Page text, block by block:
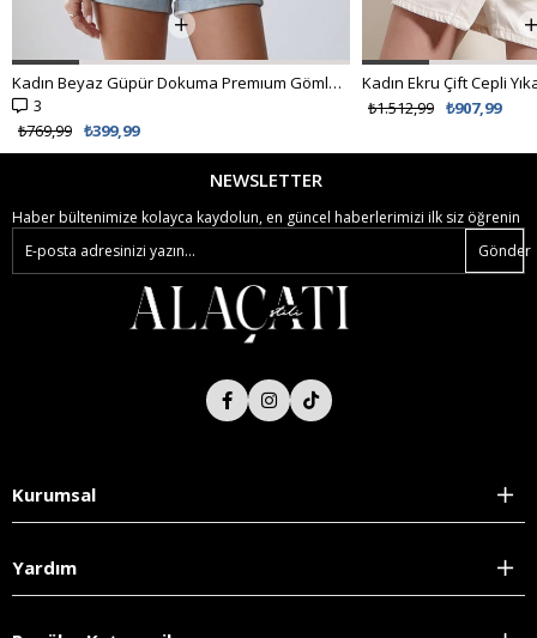
Kadın Beyaz Güpür Dokuma Premıum Gömlek ALC-X4366
3
₺399,99
₺769,99
₺907,99
₺1.512,99
NEWSLETTER
Haber bültenimize kolayca kaydolun, en güncel haberlerimizi ilk siz öğrenin
Gönder
Kurumsal
Yardım